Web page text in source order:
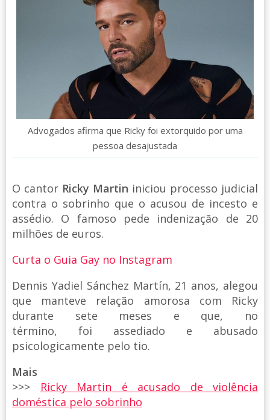
Advogados afirma que Ricky foi extorquido por uma
pessoa desajustada
O cantor Ricky Martin iniciou processo judicial
contra o sobrinho que o acusou de incesto e
assédio. O famoso pede indenização de 20
milhões de euros.
Curta o Guia Gay no Instagram
Dennis Yadiel Sánchez Martín, 21 anos, alegou
que manteve relação amorosa com Ricky
durante sete meses e que, no
término, foi assediado e abusado
psicologicamente pelo tio.
Mais
>>>
Ricky Martin é acusado de violência
doméstica pelo sobrinho